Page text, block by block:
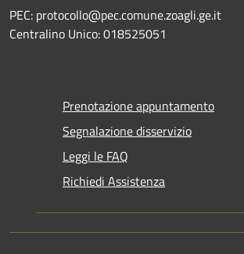
PEC: protocollo@pec.comune.zoagli.ge.it
Centralino Unico: 018525051
Prenotazione appuntamento
Segnalazione disservizio
Leggi le FAQ
Richiedi Assistenza